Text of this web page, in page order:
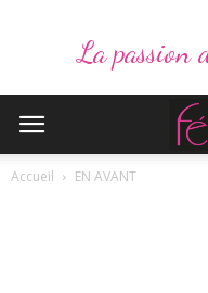
La passion
Accueil EN AVANT